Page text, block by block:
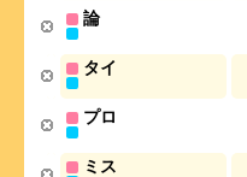
論
タイ
プロ
ミス